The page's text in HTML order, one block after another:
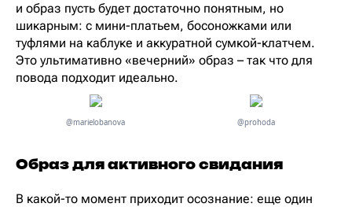
и образ пусть будет достаточно понятным, но
шикарным: с мини-платьем, босоножками или
туфлями на каблуке и аккуратной сумкой-клатчем.
Это ультимативно «вечерний» образ – так что для
повода подходит идеально.
@marielobanova @prohoda
Образ для активного свидания
В какой-то момент приходит осознание: еще один